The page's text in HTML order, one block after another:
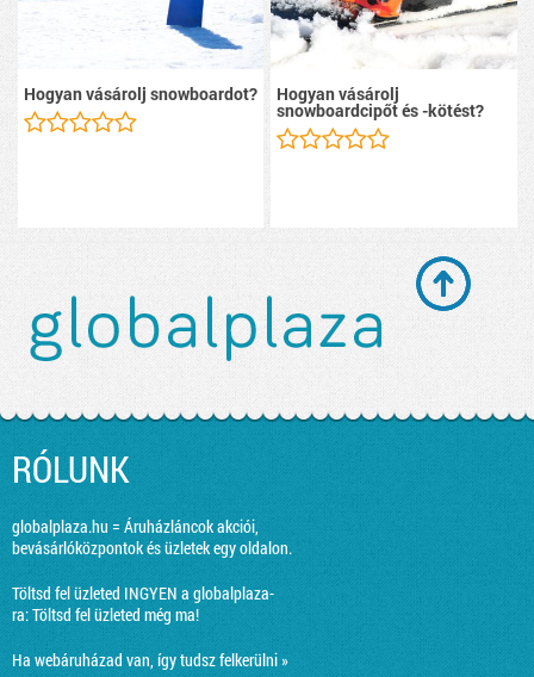
Hogyan vásárolj snowboardot? Hogyan vásárolj
snowboardcipőt és -kötést?
RÓLUNK
globalplaza.hu = Áruházláncok akciói,
bevásárlóközpontok és üzletek egy oldalon.
Töltsd fel üzleted INGYEN a globalplaza-
ra:Töltsd fel üzleted még ma!
Ha webáruházad van, így tudsz felkerülni »